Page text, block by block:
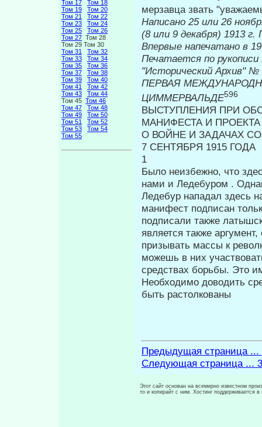
Том 17
Том 18
Том 19
Том 20
Том 21
Том 22
Том 23
Том 24
Том 25
Том 26
Том 27 Том 28
Том 29 Том 30
Том 31
Том 32
Том 33
Том 34
Том 35
Том 36
Том 37
Том 38
Том 39
Том 40
Том 41
Том 42
Том 43
Том 44
Том 45 Том 46
Том 47
Том 48
Том 49
Том 50
Том 51
Том 52
Том 53
Том 54
Том 55
мерзавца звать
Написано 25 или 26
(8 или 9 декабря) 1913
Впервые
Печатается по рукописи
"Исторический Архив" №
ПЕРВАЯ
ЦИММЕРВАЛЬДЕ596
ВЫСТУПЛЕНИЯ ПРИ
МАНИФЕСТА И
О ВОЙНЕ И ЗАДАЧАХ
7 СЕНТЯБРЯ 1915 ГОДА
1
Было неизбежно, что
нами и Ледебуром .
Ледебур на­падал здесь
манифест подписан
подписали также
является также
призывать массы к
можешь в них
средствах борьбы. Это
Необходимо дово­дить
быть растолкованы
Предыдущая страница ...
Следующая страница ...
Этот сайт основан на всемирно известном
то и копирайт с ним. Хостинг поддерживается